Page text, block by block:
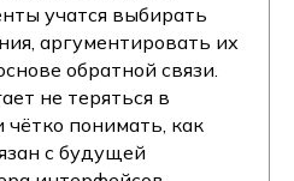
учатся выбирать
аргументировать их
обратной связи.
не теряться в
чётко понимать, как
с будущей